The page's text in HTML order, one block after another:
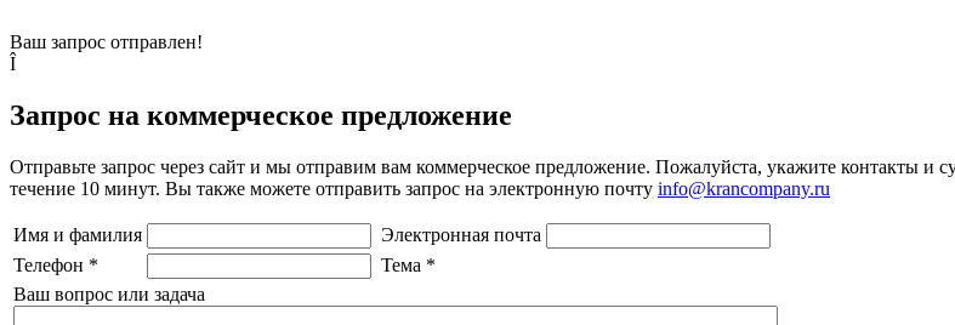
Ваш запрос отправлен!
Î
Запрос на коммерческое предложение
Отправьте запрос через сайт и мы отправим вам коммерческое предложение. Пожалуйста, укажите контакты и
течение 10 минут. Вы также можете отправить запрос на электронную почту info@krancompany.ru
Имя и фамилия
Электронная почта
Телефон * Тема *
Ваш вопрос или задача